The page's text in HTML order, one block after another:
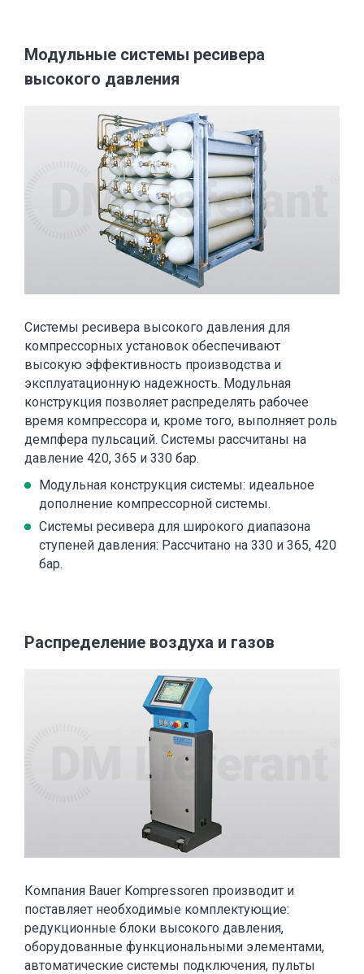
Модульные системы ресивера
высокого давления
Системы ресивера высокого давления для
компрессорных установок обеспечивают
высокую эффективность производства и
эксплуатационную надежность. Модульная
конструкция позволяет распределять рабочее
время компрессора и, кроме того, выполняет роль
демпфера пульсаций. Системы рассчитаны на
давление 420, 365 и 330 бар.
Модульная конструкция системы: идеальное
дополнение компрессорной системы.
Системы ресивера для широкого диапазона
ступеней давления: Рассчитано на 330 и 365, 420
бар.
Распределение воздуха и газов
Компания Bauer Kompressoren производит и
поставляет необходимые комплектующие:
редукционные блоки высокого давления,
оборудованные функциональными элементами,
автоматические системы подключения, пульты